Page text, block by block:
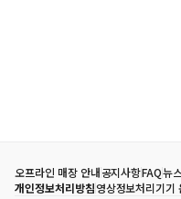
오프라인 매장 안내공지사항FAQ뉴
개인정보처리방침영상정보처리기기